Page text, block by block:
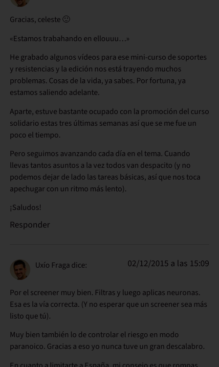
Gracias, celeste 🙂
«Estamos trabahando en ellouuu…»
He grabado algunos vídeos para ese mini-curso de soportes
y resistencias y la edición nos está trayendo muchos
problemas. Cosas de la vida, ya sabes. Por fortuna, ya
estamos saliendo adelante.
Aparte, estuve bastante ocupado con la promoción del curso
solidario estas tres últimas semanas así que se me fue un
poco el tiempo.
Pero seguimos avanzando cada día en el tema. Cuando
llevas tantos asuntos a la vez todos van despacito (y no
podemos dejar de lado las tareas básicas, así que nos toca
apechugar con un ritmo más lento).
¡Saludos!
Responder
Uxío Fraga dice: 02/12/2015 a las 15:09
Por el screener muy bien. Filtras y luego aplicas neuronas.
Esa es la vía correcta. (Y no esperar que un screener sea más
listo que tú).
Muy bien también lo de controlar el riesgo en modo
paranoico. Gracias a eso yo nunca tuve un gran descalabro.